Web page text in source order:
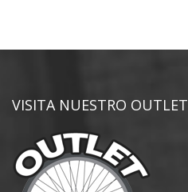
VISITA NUESTRO OUTLET